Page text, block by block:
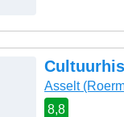
Asselt
8,8